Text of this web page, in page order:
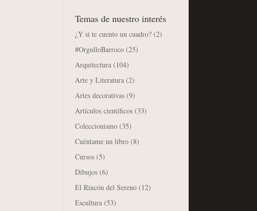
Temas de nuestro interés
¿Y si te cuento un cuadro? (2)
#OrgulloBarroco (25)
Arquitectura (104)
Arte y Literatura (2)
Artes decorativas (9)
Artículos científicos (33)
Coleccionismo (35)
Cuéntame un libro (8)
Cursos (5)
Dibujos (6)
El Rincón del Sereno (12)
Escultura (53)